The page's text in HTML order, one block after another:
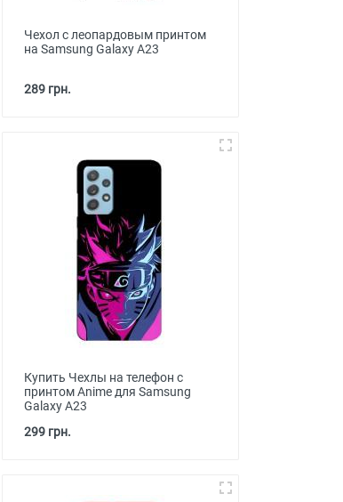
Чехол с леопардовым принтом
на Samsung Galaxy A23
289 грн.
Купить Чехлы на телефон с
принтом Anime для Samsung
Galaxy A23
299 грн.